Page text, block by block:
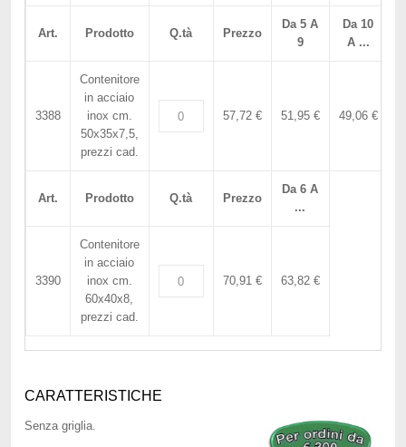
Art. Prodotto Q.tà Prezzo
Da 5 A
9
Da 10
A ...
3388
Contenitore
in acciaio
inox cm.
50x35x7,5,
prezzi cad.
57,72 € 51,95 € 49,06 €
Art. Prodotto Q.tà Prezzo
Da 6 A
...
3390
Contenitore
in acciaio
inox cm.
60x40x8,
prezzi cad.
70,91 € 63,82 €
CARATTERISTICHE
Senza griglia.